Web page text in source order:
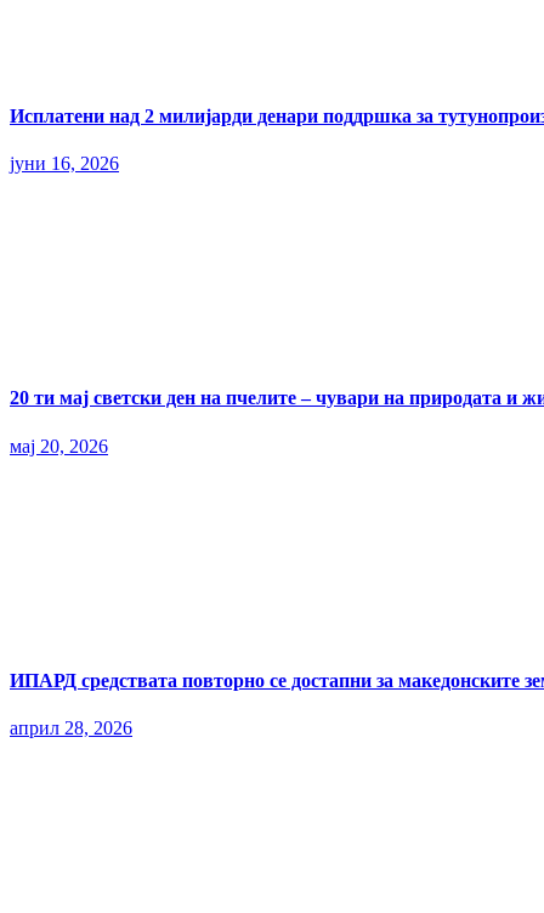
Исплатени над 2 милијарди денари поддршка за
јуни 16, 2026
20 ти мај светски ден на пчелите – чувари на природата и
мај 20, 2026
ИПАРД средствата повторно се достапни за македонските
април 28, 2026